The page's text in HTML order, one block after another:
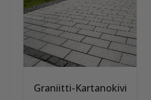
Graniitti-Kartanokivi